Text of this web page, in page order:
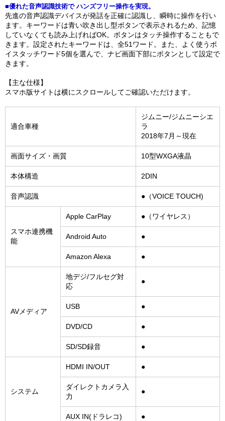
■優れた音声認識技術で ハンズフリー操作を実現。
先進の音声認識デバイスが発話を正確に認識し、瞬時に操作を行い
ます。キーワードは青い吹き出し型ボタンで表示されるため、記憶
していなくても読み上げればOK。ボタンはタッチ操作することもで
きます。設定されたキーワードは、全51ワード。また、よく使うボ
イスタッチワード5個を選んで、ナビ画面下部にボタンとして設定で
きます。
【主な仕様】
スマホ版サイトは横にスクロールしてご確認いただけます。
適合車種
ジムニー/ジムニーシエ
ラ
2018年7月～現在
画面サイズ・画質 10型WXGA液晶
本体構造 2DIN
音声認識 ●（VOICE TOUCH)
スマホ連携機
能
Apple CarPlay ●（ワイヤレス）
Android Auto ●
Amazon Alexa ●
AVメディア
地デジ/フルセグ対
応
●
USB ●
DVD/CD ●
SD/SD録音 ●
システム
HDMI IN/OUT ●
ダイレクトカメラ入
力
●
AUX IN(ドラレコ) ●